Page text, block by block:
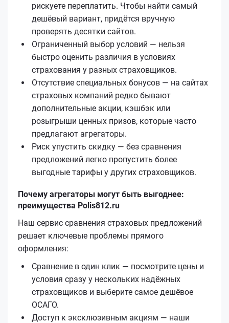
рискуете переплатить. Чтобы найти самый
дешёвый вариант, придётся вручную
проверять десятки сайтов.
Ограниченный выбор условий — нельзя
быстро оценить различия в условиях
страхования у разных страховщиков.
Отсутствие специальных бонусов — на сайтах
страховых компаний редко бывают
дополнительные акции, кэшбэк или
розыгрыши ценных призов, которые часто
предлагают агрегаторы.
Риск упустить скидку — без сравнения
предложений легко пропустить более
выгодные тарифы у других страховщиков.
Почему агрегаторы могут быть выгоднее:
преимущества Polis812.ru
Наш сервис сравнения страховых предложений
решает ключевые проблемы прямого
оформления:
Сравнение в один клик — посмотрите цены и
условия сразу у нескольких надёжных
страховщиков и выберите самое дешёвое
ОСАГО.
Доступ к эксклюзивным акциям — наши